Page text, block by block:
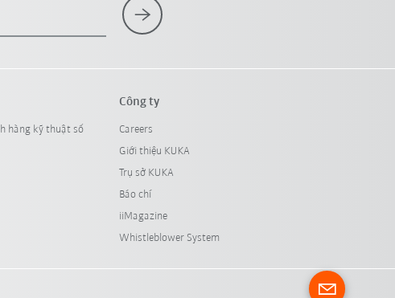
hàng kỹ thuật số
Công ty
Careers
Giới thiệu KUKA
Trụ sở KUKA
Báo chí
iiMagazine
Whistleblower System